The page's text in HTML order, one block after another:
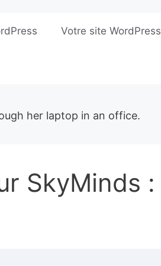
Votre site WordPress
SkyMinds :